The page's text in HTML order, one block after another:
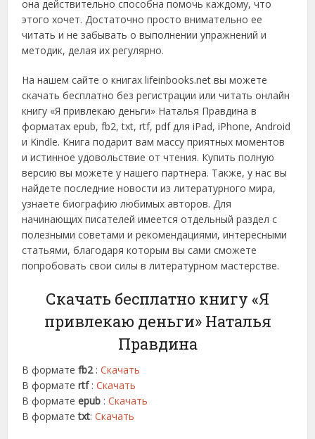
она действительно способна помочь каждому, что
этого хочет. Достаточно просто внимательно ее
читать и не забывать о выполнении упражнений и
методик, делая их регулярно.
На нашем сайте о книгах lifeinbooks.net вы можете
скачать бесплатно без регистрации или читать онлайн
книгу «Я привлекаю деньги» Наталья Правдина в
форматах epub, fb2, txt, rtf, pdf для iPad, iPhone, Android
и Kindle. Книга подарит вам массу приятных моментов
и истинное удовольствие от чтения. Купить полную
версию вы можете у нашего партнера. Также, у нас вы
найдете последние новости из литературного мира,
узнаете биографию любимых авторов. Для
начинающих писателей имеется отдельный раздел с
полезными советами и рекомендациями, интересными
статьями, благодаря которым вы сами сможете
попробовать свои силы в литературном мастерстве.
Скачать бесплатно книгу «Я
привлекаю деньги» Наталья
Правдина
В форматеfb2:Скачать
В форматеrtf :Скачать
В форматеepub :Скачать
В форматеtxt:Скачать